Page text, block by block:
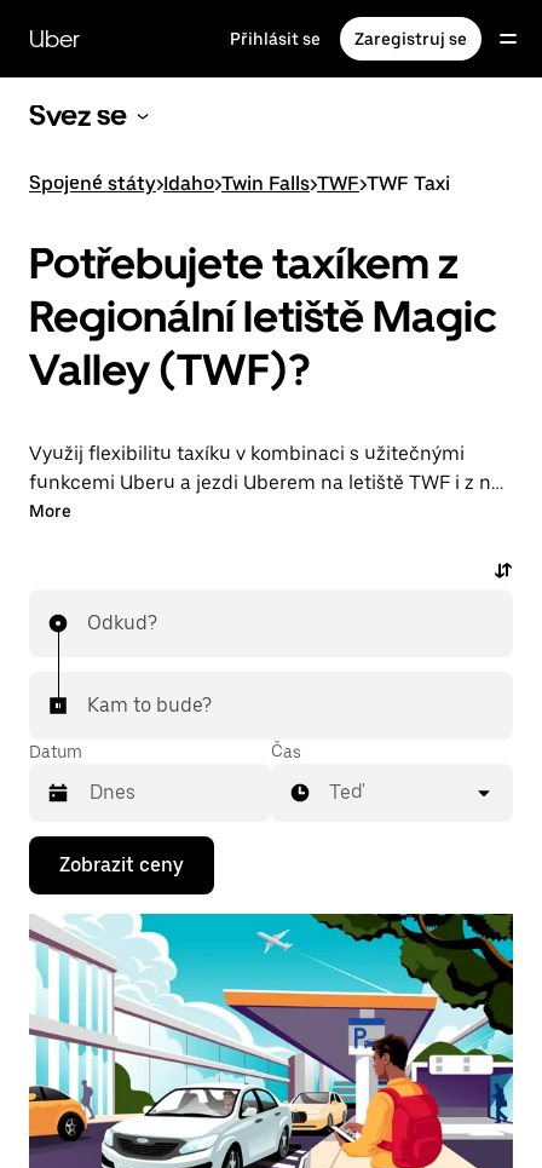
hlavní
obsah
Uber Přihlásit se Zaregistruj se
Svez se
Spojené státy>Idaho>Twin Falls>TWF>TWF Taxi
Potřebujete taxíkem z
Regionální letiště Magic
Valley (TWF)?
Využij flexibilitu taxíku v kombinaci s užitečnými
funkcemi Uberu a jezdi Uberem na letiště TWF i z něj.
Můžeš si objednávat jízdy na poslední chvíli,
a u každé jízdy uvidíš příjemnou předem stanovenou
More
Odkud?
Kam to bude?
Datum
Stisknutím
klávesy
se
šipkou
dolů
otevřeš
kalendář
a můžeš
vybrat
datum.
Stisknutím
klávesy
Esc
zavřeš
kalendář.
Čas
Teď
Zobrazit ceny